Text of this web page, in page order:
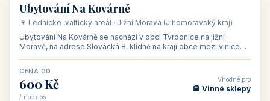
🏡 penzion
Ubytování Na Kovárně
🍷 Lednicko-valtický areál · Jižní Morava (Jihomoravský kraj)
Ubytování Na Kovárně se nachází v obci Tvrdonice na jižní
Moravě, na adrese Slovácká 8, klidně na kraji obce mezi vinicemi,
CENA OD
600 Kč
/ noc / os.
Vhodné pro
🏨 Vinné sklepy